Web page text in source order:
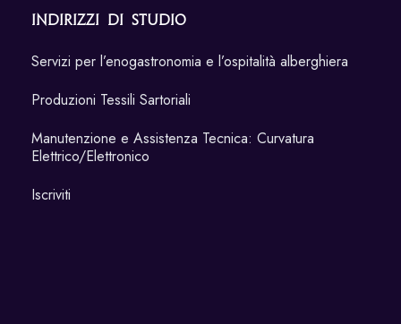
Indirizzi di Studio
Servizi per l’enogastronomia e l’ospitalità alberghiera
Produzioni Tessili Sartoriali
Manutenzione e Assistenza Tecnica: Curvatura
Elettrico/Elettronico
Iscriviti